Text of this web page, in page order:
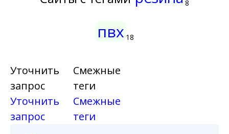
8
пвх 18
Уточнить
запрос
Уточнить
запрос
Смежные
теги
Смежные
теги